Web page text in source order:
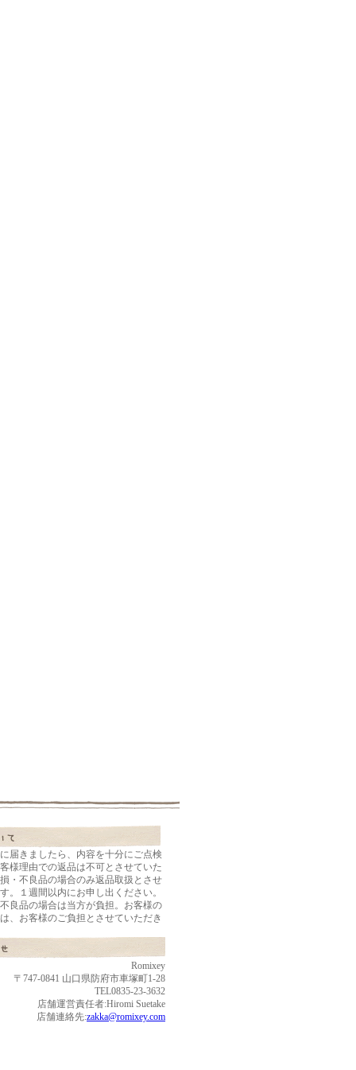
届きましたら、内容を十分にご点検
様理由での返品は不可とさせていた
・不良品の場合のみ返品取扱とさせ
。１週間以内にお申し出ください。
良品の場合は当方が負担。お客様の
、お客様のご負担とさせていただき
Romixey
〒747-0841 山口県防府市車塚町1-28
TEL0835-23-3632
店舗運営責任者:Hiromi Suetake
店舗連絡先:zakka@romixey.com